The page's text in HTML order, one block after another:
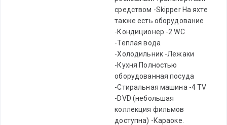
средством -Skipper На яхте
также есть оборудование
-Кондиционер -2 WC
-Теплая вода
-Холодильник -Лежаки
-Кухня Полностью
оборудованная посуда
-Стиральная машина -4 TV
-DVD (небольшая
коллекция фильмов
доступна) -Караоке.